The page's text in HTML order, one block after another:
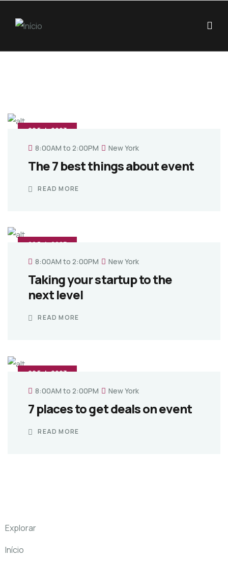
22 Feb,2023
8:00AM to 2:00PM New York
The 7 best things about event
READ MORE
22 Feb,2023
8:00AM to 2:00PM New York
Taking your startup to the
next level
READ MORE
22 Feb,2023
8:00AM to 2:00PM New York
7 places to get deals on event
READ MORE
Explorar
Início